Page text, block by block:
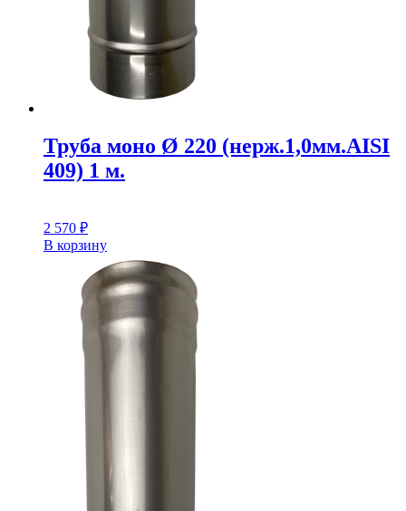
Труба моно Ø 220 (нерж.1,0мм.AISI
409) 1 м.
2 570 ₽
В корзину